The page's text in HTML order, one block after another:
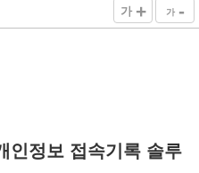
가 + 가 -
인정보 접속기록 솔루